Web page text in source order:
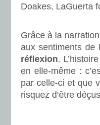
Doakes, LaGuerta
Grâce à la
aux sentiments
réflexion.
en elle-même :
par celle-ci et que
risquez d’être